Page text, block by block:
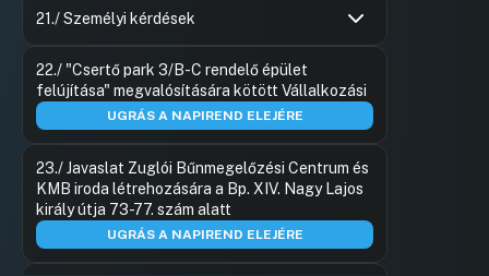
21./ Személyi kérdések
22./ "Csertő park 3/B-C rendelő épület
felújítása" megvalósítására kötött Vállalkozási
UGRÁS A NAPIREND ELEJÉRE
23./ Javaslat Zuglói Bűnmegelőzési Centrum és
KMB iroda létrehozására a Bp. XIV. Nagy Lajos
király útja 73-77. szám alatt
UGRÁS A NAPIREND ELEJÉRE